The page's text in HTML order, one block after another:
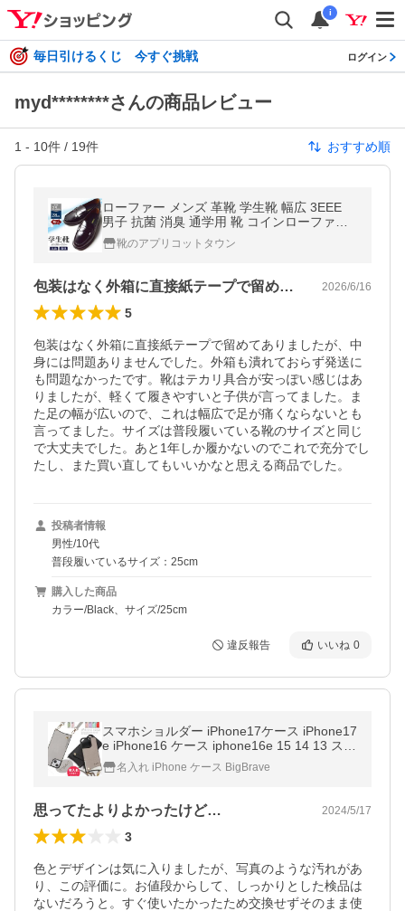
i
毎日引けるくじ 今すぐ挑戦 ログイン
myd********さんの商品レビュー
1 - 10件 / 19件 おすすめ順
ローファー メンズ 革靴 学生靴 幅広 3EEE
男子 抗菌 消臭 通学用 靴 コインローファー
ペニーローファー 黒色 ビジネスシューズ ス
リッポン 通勤 靴
靴のアプリコットタウン
包装はなく外箱に直接紙テープで留めてあ… 2026/6/16
5
包装はなく外箱に直接紙テープで留めてありましたが、中
身には問題ありませんでした。外箱も潰れておらず発送に
も問題なかったです。靴はテカリ具合が安っぽい感じはあ
りましたが、軽くて履きやすいと子供が言ってました。ま
た足の幅が広いので、これは幅広で足が痛くならないとも
言ってました。サイズは普段履いている靴のサイズと同じ
で大丈夫でした。あと1年しか履かないのでこれで充分でし
たし、また買い直してもいいかなと思える商品でした。
投稿者情報
男性/10代
普段履いているサイズ：25cm
購入した商品
カラー/Black、サイズ/25cm
違反報告 いいね 0
スマホショルダー iPhone17ケース iPhone17
e iPhone16 ケース iphone16e 15 14 13 スマ
ホケース アイフォン16 名入れ SE 第3世代 s
e2 11 xr おしゃれ 184 爆買
名入れ iPhone ケース BigBrave
思ってたよりよかったけど… 2024/5/17
3
色とデザインは気に入りましたが、写真のような汚れがあ
り、この評価に。お値段からして、しっかりとした検品は
ないだろうと。すぐ使いたかったため交換せずそのまま使